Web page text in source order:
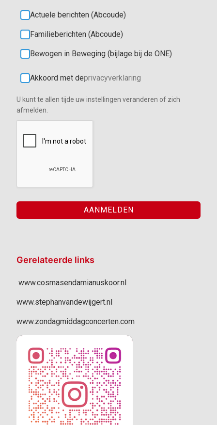
Actuele berichten (Abcoude)
Familieberichten (Abcoude)
Bewogen in Beweging (bijlage bij de ONE)
Akkoord met deprivacyverklaring
U kunt te allen tijde uw instellingen veranderen of zich
afmelden.
Gerelateerde links
www.cosmasendamianuskoor.nl
www.stephanvandewijgert.nl
www.zondagmiddagconcerten.com